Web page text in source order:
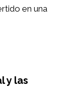
en una
y las